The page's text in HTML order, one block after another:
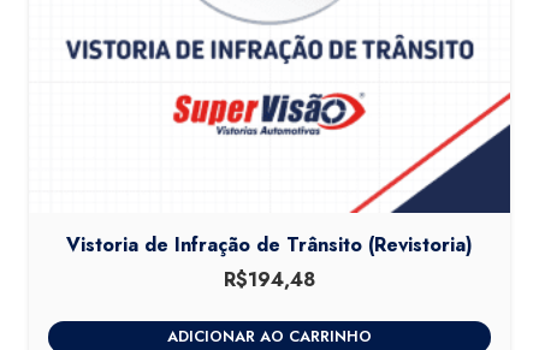
Vistoria de Infração de Trânsito (Revistoria)
R$194,48
ADICIONAR AO CARRINHO